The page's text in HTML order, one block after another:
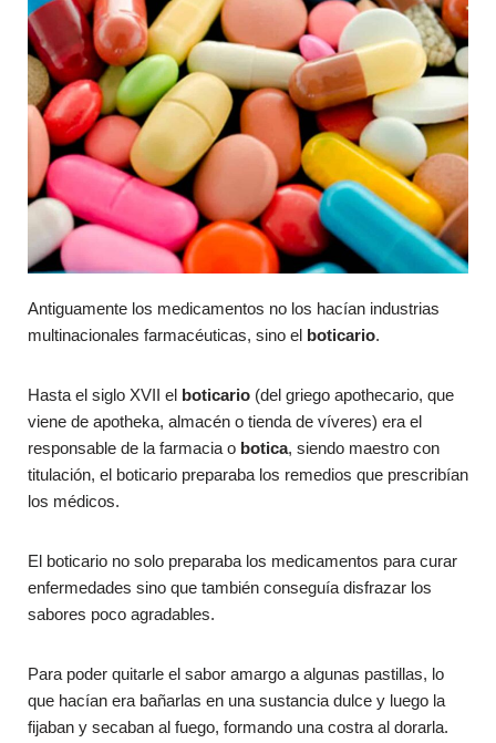
Antiguamente los medicamentos no los hacían industrias
multinacionales farmacéuticas, sino el boticario.
Hasta el siglo XVII el boticario (del griego apothecario, que
viene de apotheka, almacén o tienda de víveres) era el
responsable de la farmacia o botica, siendo maestro con
titulación, el boticario preparaba los remedios que prescribían
los médicos.
El boticario no solo preparaba los medicamentos para curar
enfermedades sino que también conseguía disfrazar los
sabores poco agradables.
Para poder quitarle el sabor amargo a algunas pastillas, lo
que hacían era bañarlas en una sustancia dulce y luego la
fijaban y secaban al fuego, formando una costra al dorarla.